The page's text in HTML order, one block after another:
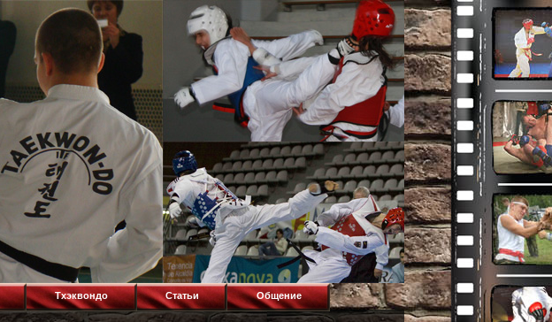
Тхэквондо Статьи Общение